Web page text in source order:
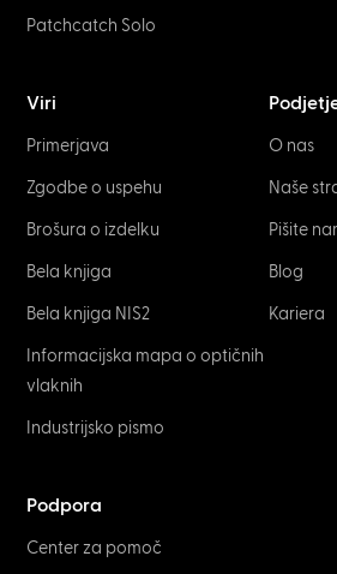
Patchcatch Solo
Viri
Primerjava
Zgodbe o uspehu
Brošura o izdelku
Bela knjiga
Bela knjiga NIS2
Informacijska mapa o optičnih
vlaknih
Industrijsko pismo
O nas
Naše
Pišite
Blog
Kariera
Podpora
Center za pomoč